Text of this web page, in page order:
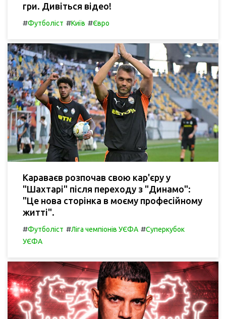
гри. Дивіться відео!
#Футболіст #Київ #Євро
Караваєв розпочав свою кар'єру у
"Шахтарі" після переходу з "Динамо":
"Це нова сторінка в моєму професійному
житті".
#Футболіст #Ліга чемпіонів УЄФА #Суперкубок
УЄФА